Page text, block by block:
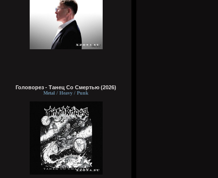
Головорез - Tанец Со Смертью (2026)
Metal / Heavy / Punk